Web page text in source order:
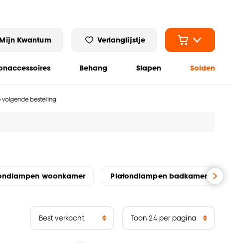
Mijn Kwantum Verlanglijstje
Behang Slapen Solden
volgende bestelling
woonkamer Plafondlampen badkamer